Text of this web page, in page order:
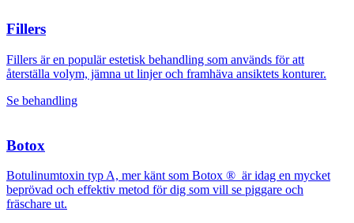
Fillers
Fillers är en populär estetisk behandling som används för att
återställa volym, jämna ut linjer och framhäva ansiktets konturer.
Se behandling
Botox
Botulinumtoxin typ A, mer känt som Botox ® är idag en mycket
beprövad och effektiv metod för dig som vill se piggare och
fräschare ut.